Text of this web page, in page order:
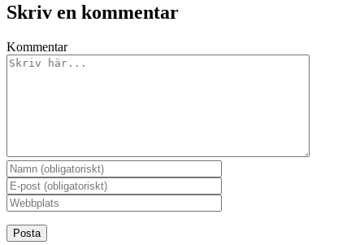
Skriv en kommentar
Kommentar